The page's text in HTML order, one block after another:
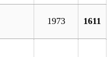
1973 1611